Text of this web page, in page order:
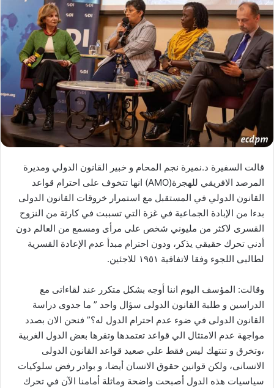
قالت السفيرة د.نميرة نجم المحام و خبير القانون الدولي ومديرة
المرصد الافريقي للهجرة(AMO) انها تتخوف على احترام قواعد
القانون الدولي في المستقبل مع استمرار خروقات القانون الدولى
بدءا من الإبادة الجماعية في غزة التي تسببت في كارثة من النزوح
القسرى لاكثر من مليوني شخص على مرأى ومسمع من العالم دون
أدني تحرك حقيقي يذكر، ودون احترام مبدأ عدم الإعادة القسرية
لطالبى اللجوء وفقا لاتفاقية ١٩٥١ للاجئين.
وقالت: المؤسف اليوم اننا أوجه بشكل متكرر عند لقاءاتى مع
الدراسين و طلبة القانون الدولى سؤال واحد ” ما جدوى دراسة
القانون الدولى في ضوء عدم احترام الدول له؟” فنحن الان بصدد
مواجهة عدم الامتثال الي قواعد تعتمدها وتقرها بعض الدول الغربية
،وتخرق و تنتهك ليس فقط علي صعيد قواعد القانون الدولى
الانسانى، ولكن قوانين حقوق الانسان أيضا، و بوادر رفض سلوكيات
سياسيات هذه الدول أصبحت واضحة وماثلة أمامنا الآن في تحرك